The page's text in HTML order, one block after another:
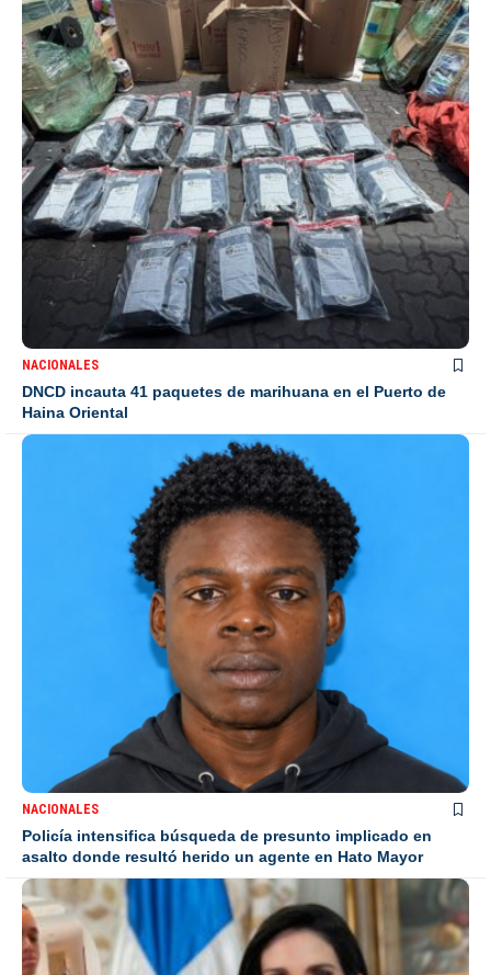
NACIONALES
DNCD incauta 41 paquetes de marihuana en el Puerto de
Haina Oriental
NACIONALES
Policía intensifica búsqueda de presunto implicado en
asalto donde resultó herido un agente en Hato Mayor